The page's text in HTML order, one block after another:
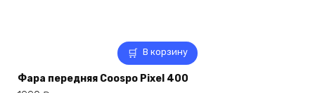
В корзину
Фара передняя Coospo Pixel 400